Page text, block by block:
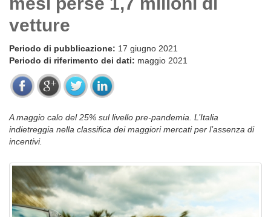
vetture
Periodo di pubblicazione: 17 giugno 2021
Periodo di riferimento dei dati: maggio 2021
A maggio calo del 25% sul livello pre-pandemia. L’Italia
indietreggia nella classifica dei maggiori mercati per l’assenza di
incentivi.